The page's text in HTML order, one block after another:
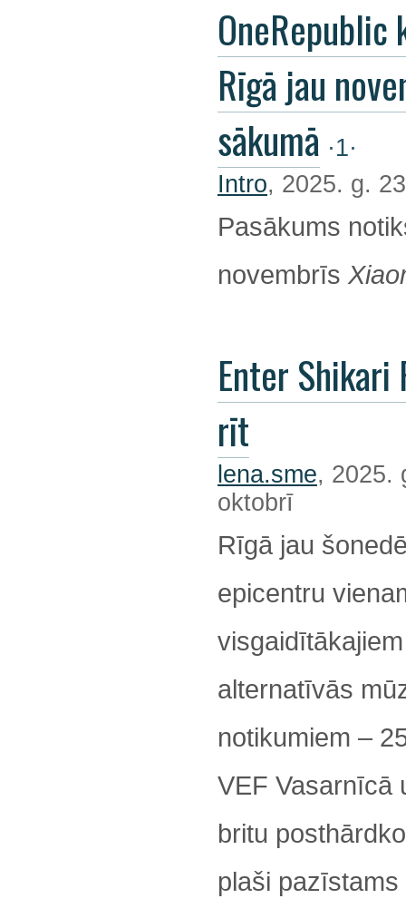
OneRepublic
Rīgā jau
sākumā ·1·
Intro, 2025. g.
Pasākums
novembrīs
Enter Shikari
rīt
lena.sme, 2025.
oktobrī
Rīgā jau
epicentru
visgaidītākajiem
alternatīvās
notikumiem –
VEF Vasarnīcā
britu
plaši